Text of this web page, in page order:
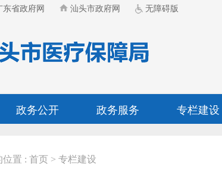
东省政府网 汕头市政府网 无障碍版
政务公开 政务服务 专栏建设
位置 : 首页 > 专栏建设